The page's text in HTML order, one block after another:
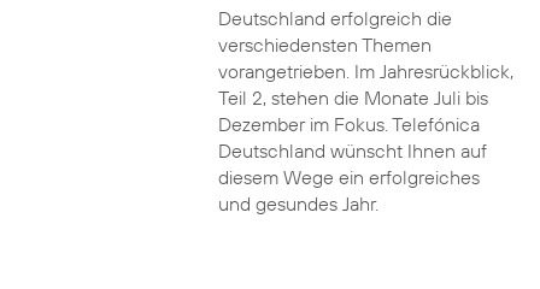
Deutschland erfolgreich die
verschiedensten Themen
vorangetrieben. Im Jahresrückblick,
Teil 2, stehen die Monate Juli bis
Dezember im Fokus. Telefónica
Deutschland wünscht Ihnen auf
diesem Wege ein erfolgreiches
und gesundes Jahr.